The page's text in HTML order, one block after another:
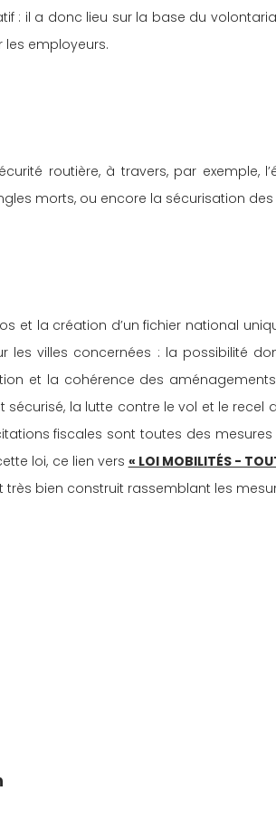
: il a donc lieu sur la base du
employeurs.
routière, à travers, par exemple,
morts, ou encore la sécurisation
et la création d’un fichier national
villes concernées : la possibilité
et la cohérence des
la lutte contre le vol et le recel
fiscales sont toutes des
loi, ce lien vers « LOI MOBILITÉS -
très bien construit rassemblant les